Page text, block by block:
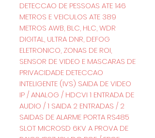
DETECCAO DE PESSOAS ATE 146
METROS E VEICULOS ATE 389
METROS AWB, BLC, HLC, WDR
DIGITAL, ULTRA DNR, DEFOG
ELETRONICO, ZONAS DE ROI,
SENSOR DE VIDEO E MASCARAS DE
PRIVACIDADE DETECCAO
INTELIGENTE (IVS) SAIDA DE VIDEO
IP / ANALOG / HDCVI 1 ENTRADA DE
AUDIO / 1 SAIDA 2 ENTRADAS / 2
SAIDAS DE ALARME PORTA RS485
SLOT MICROSD 6KV A PROVA DE